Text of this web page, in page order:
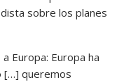
sobre los planes
Europa: Europa ha
[…] queremos